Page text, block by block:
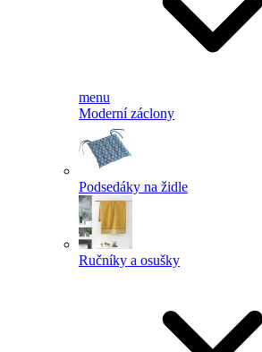
menu
Moderní záclony
Podsedáky na židle
Ručníky a osušky